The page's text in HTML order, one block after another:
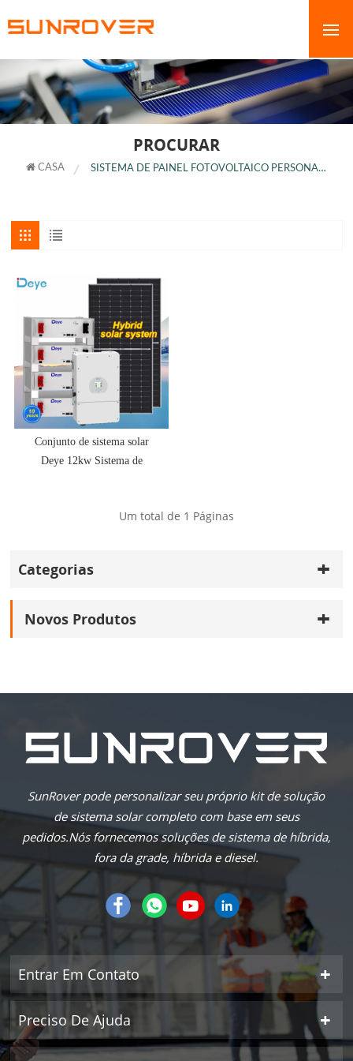
PROCURAR
CASA SISTEMA DE PAINEL FOTOVOLTAICO PERSONALIZADO
Conjunto de sistema solar
Deye 12kw Sistema de
híbrido de 12kw com bateria
Um total de 1 Páginas
Categorias
Novos Produtos
SunRover pode personalizar seu próprio kit de solução
de sistema solar completo com base em seus
pedidos.Nós fornecemos soluções de sistema de híbrida,
fora da grade, híbrida e diesel.
Entrar Em Contato
Preciso De Ajuda